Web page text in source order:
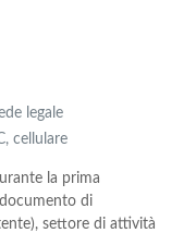
legale
cellulare
la prima
di
settore di attività